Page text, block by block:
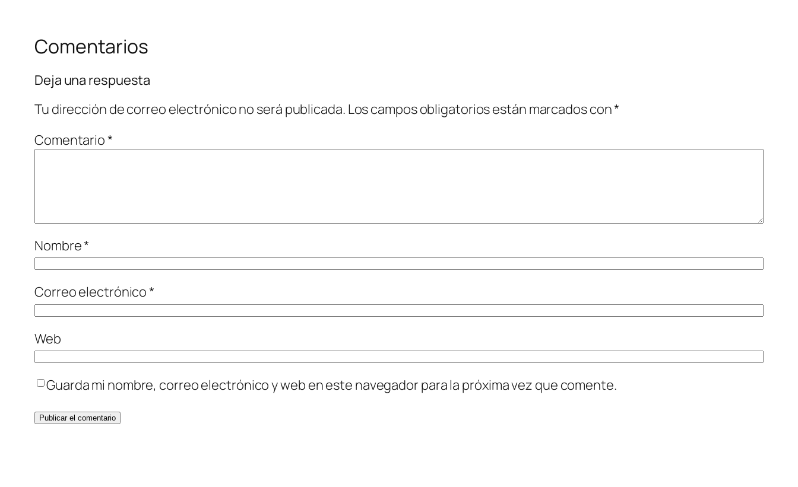
Comentarios
Deja una respuesta
Tu dirección de correo electrónico no será publicada. Los campos obligatorios están marcados con*
Comentario*
Nombre*
Correo electrónico*
Web
Guarda mi nombre, correo electrónico y web en este navegador para la próxima vez que comente.